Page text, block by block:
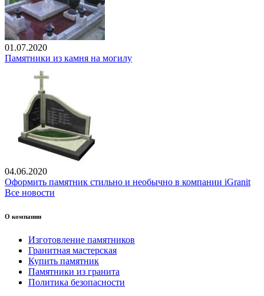
01.07.2020
Памятники из камня на могилу
04.06.2020
Оформить памятник стильно и необычно в компании iGranit
Все новости
О компании
Изготовление памятников
Гранитная мастерская
Купить памятник
Памятники из гранита
Политика безопасности